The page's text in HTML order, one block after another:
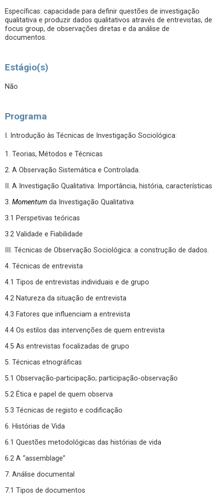
Específicas: capacidade para definir questões de investigação
qualitativa e produzir dados qualitativos através de entrevistas, de
focus group, de observações diretas e da análise de
documentos.
Estágio(s)
Não
Programa
I. Introdução às Técnicas de Investigação Sociológica:
1. Teorias, Métodos e Técnicas
2. A Observação Sistemática e Controlada.
II. A Investigação Qualitativa: Importância, história, características
3. Momentum da Investigação Qualitativa
3.1 Perspetivas teóricas
3.2 Validade e Fiabilidade
III. Técnicas de Observação Sociológica: a construção de dados.
4. Técnicas de entrevista
4.1 Tipos de entrevistas individuais e de grupo
4.2 Natureza da situação de entrevista
4.3 Fatores que influenciam a entrevista
4.4 Os estilos das intervenções de quem entrevista
4.5 As entrevistas focalizadas de grupo
5. Técnicas etnográficas
5.1 Observação-participação; participação-observação
5.2 Ética e papel de quem observa
5.3 Técnicas de registo e codificação
6. Histórias de Vida
6.1 Questões metodológicas das histórias de vida
6.2 A “assemblage”
7. Análise documental
7.1 Tipos de documentos